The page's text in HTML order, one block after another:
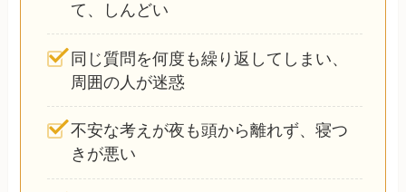
て、しんどい
同じ質問を何度も繰り返してしまい、
周囲の人が迷惑
不安な考えが夜も頭から離れず、寝つ
きが悪い